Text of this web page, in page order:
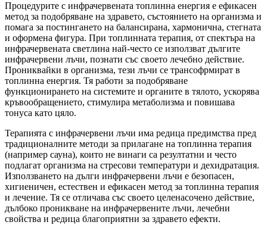
Процедурите с инфрачервената топлинна енергия е ефикасен
метод за подобряване на здравето, състоянието на организма и
помага за постингането на балансирана, хармонична, стегната
и оформена фигура. При топлинната терапия, от спектъра на
инфрачервената светлина най-често се използват дългите
инфрачервени лъчи, познати със своето лечебно действие.
Прониквайки в организма, тези лъчи се трансофрмират в
топлинна енергия. Тя работи за подобряване
функционирането на системите и органите в тялото, ускорява
кръвообращението, стимулира метаболизма и повишава
тонуса като цяло.
Терапията с инфрачервени лъчи има редица предимства пред
традиционалните методи за прилагане на топлинна терапия
(например сауна), които не винаги са резултатни и често
подлагат организма на стресови температури и дехидратация.
Използването на дълги инфрачервени лъчи е безопасен,
хигиеничен, естествен и ефикасен метод за топлинна терапия
и лечение. Тя се отличава със своето целенасочено действие,
дълбоко проникване на инфрачервените лъчи, лечебни
свойства и редица благоприятни за здравето ефекти.